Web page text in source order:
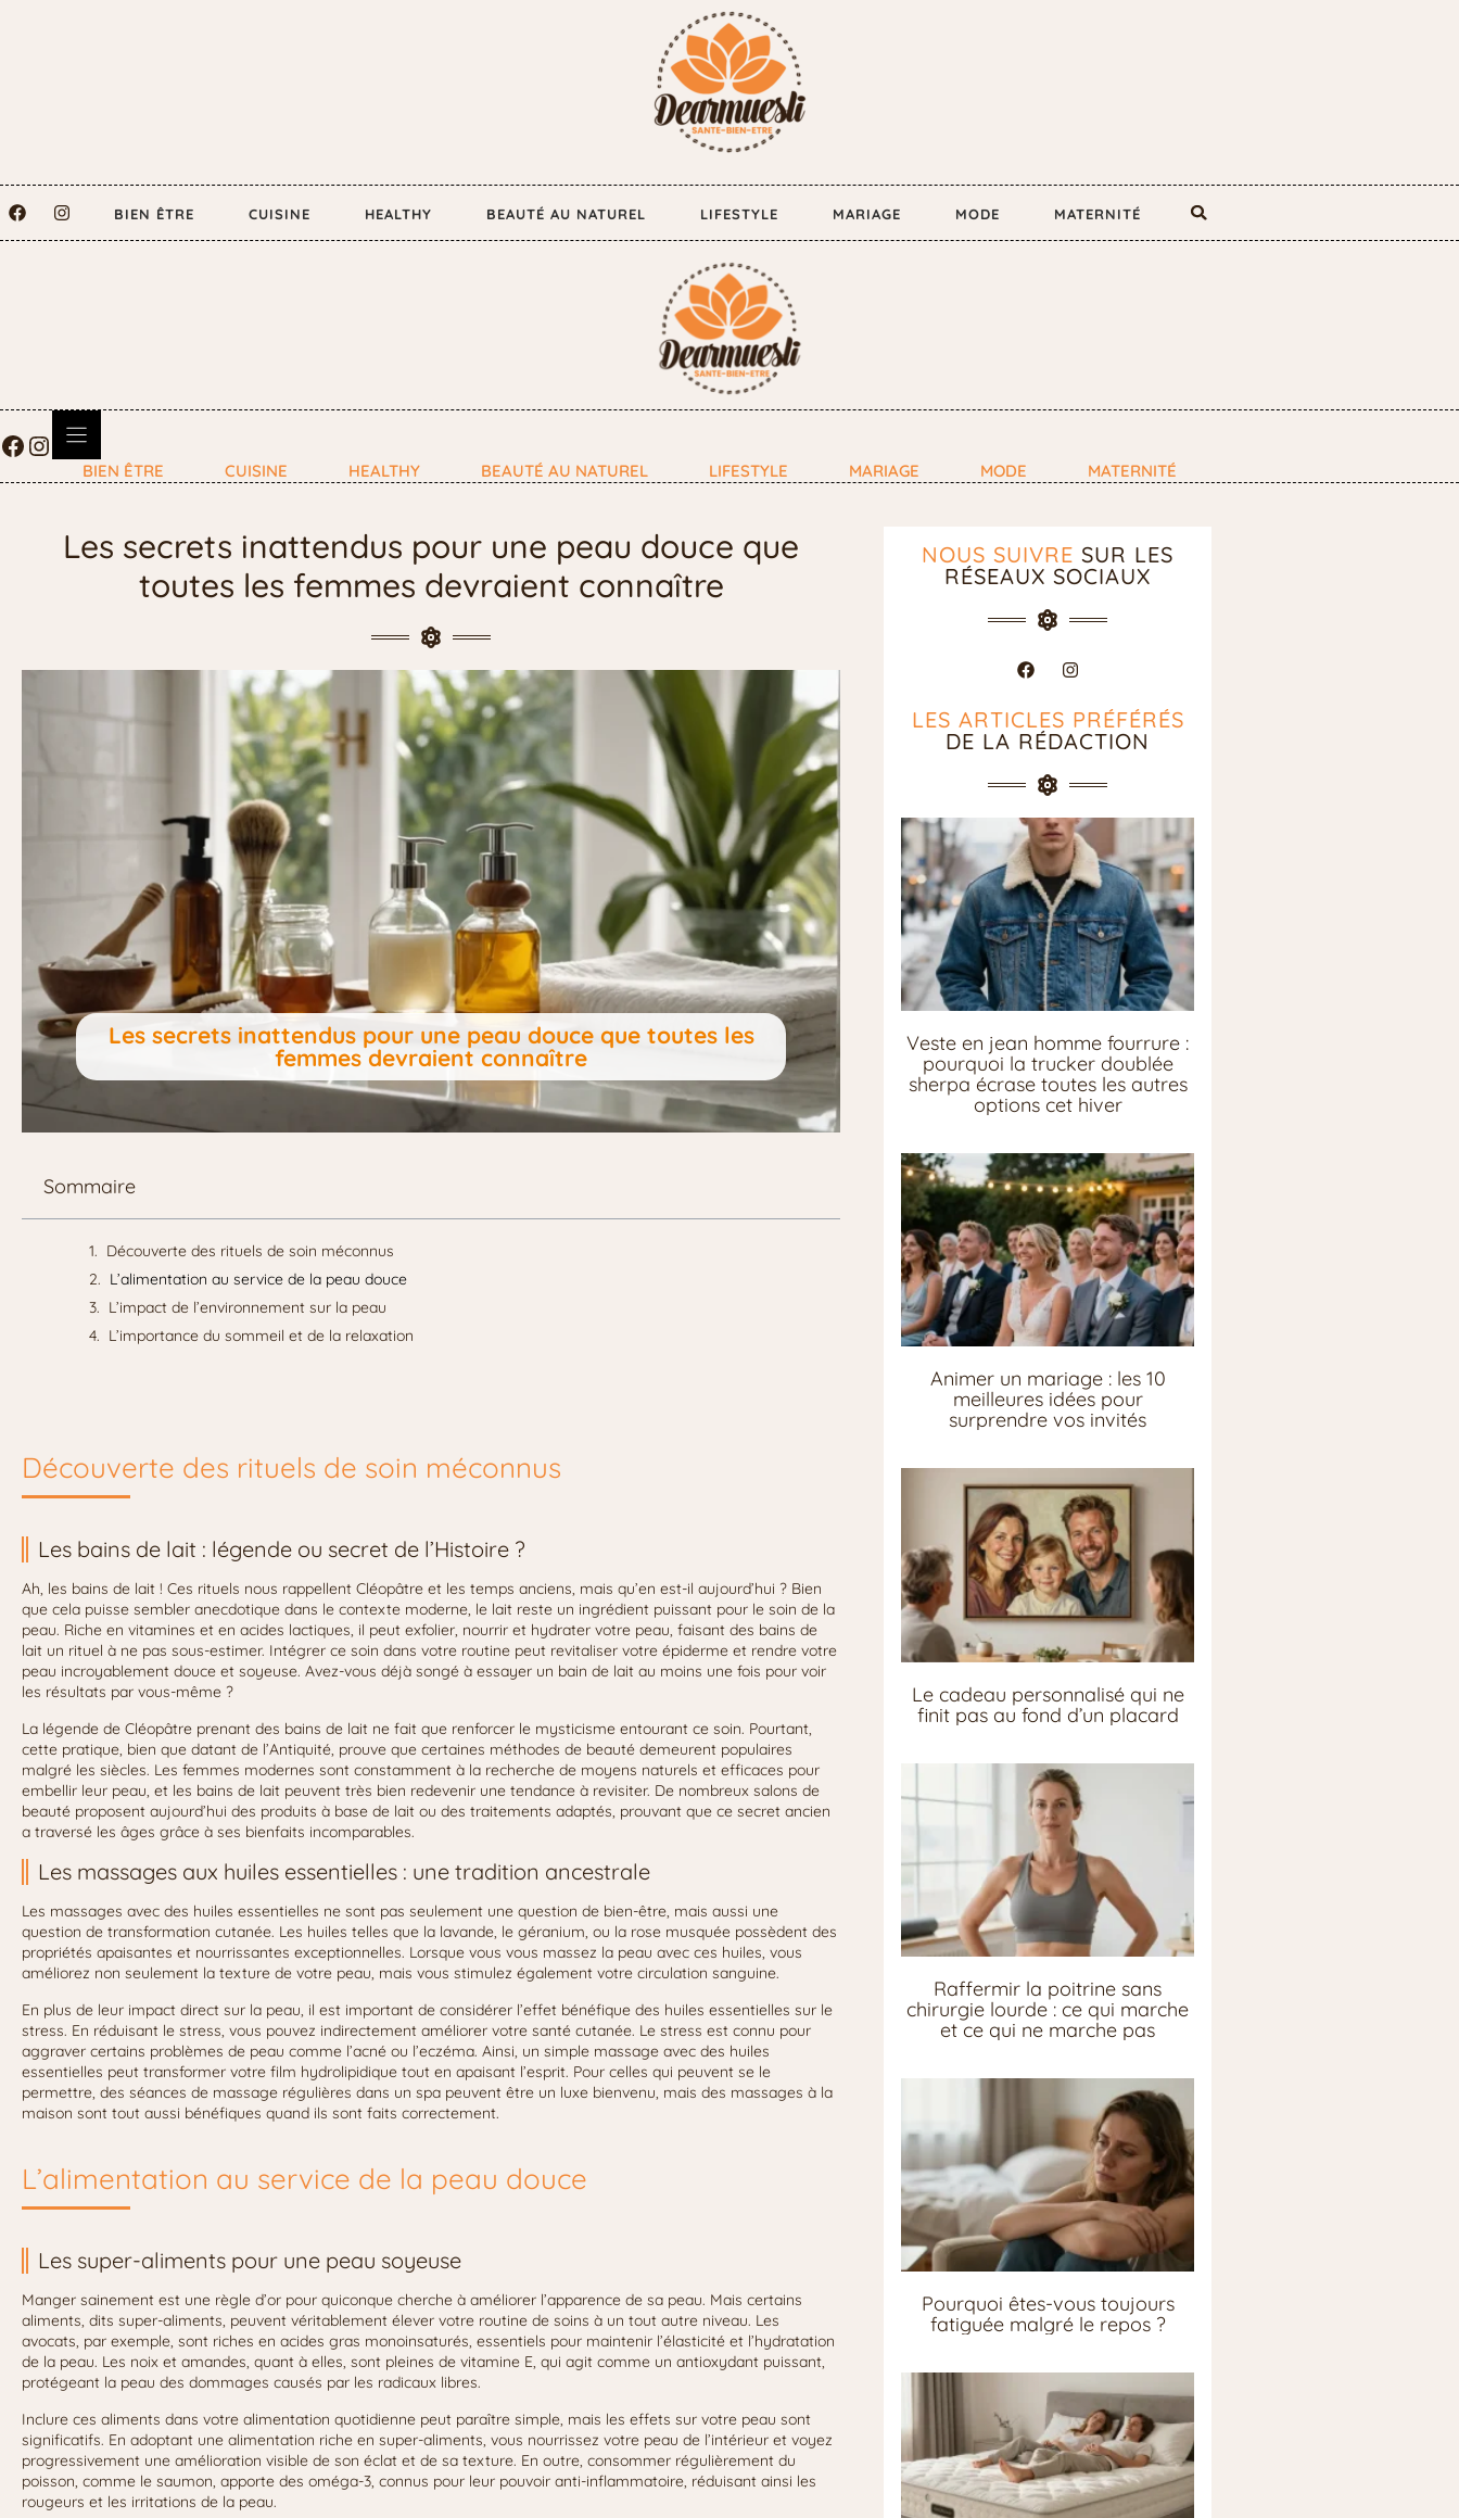
BIEN ÊTRE CUISINE HEALTHY BEAUTÉ AU NATUREL LIFESTYLE MARIAGE MODE MATERNITÉ
BIEN ÊTRE CUISINE HEALTHY BEAUTÉ AU NATUREL LIFESTYLE MARIAGE MODE MATERNITÉ
Les secrets inattendus pour une peau douce que
toutes les femmes devraient connaître
Les secrets inattendus pour une peau douce que toutes les
femmes devraient connaître
Sommaire
Découverte des rituels de soin méconnus
L’alimentation au service de la peau douce
L’impact de l’environnement sur la peau
L’importance du sommeil et de la relaxation
Découverte des rituels de soin méconnus
Les bains de lait : légende ou secret de l’Histoire ?
Ah, les bains de lait ! Ces rituels nous rappellent Cléopâtre et les temps anciens, mais qu’en est-il aujourd’hui ? Bien
que cela puisse sembler anecdotique dans le contexte moderne, le lait reste un ingrédient puissant pour le soin de la
peau. Riche en vitamines et en acides lactiques, il peut exfolier, nourrir et hydrater votre peau, faisant des bains de
lait un rituel à ne pas sous-estimer. Intégrer ce soin dans votre routine peut revitaliser votre épiderme et rendre votre
peau incroyablement douce et soyeuse. Avez-vous déjà songé à essayer un bain de lait au moins une fois pour voir
les résultats par vous-même ?
La légende de Cléopâtre prenant des bains de lait ne fait que renforcer le mysticisme entourant ce soin. Pourtant,
cette pratique, bien que datant de l’Antiquité, prouve que certaines méthodes de beauté demeurent populaires
malgré les siècles. Les femmes modernes sont constamment à la recherche de moyens naturels et efficaces pour
embellir leur peau, et les bains de lait peuvent très bien redevenir une tendance à revisiter. De nombreux salons de
beauté proposent aujourd’hui des produits à base de lait ou des traitements adaptés, prouvant que ce secret ancien
a traversé les âges grâce à ses bienfaits incomparables.
Les massages aux huiles essentielles : une tradition ancestrale
Les massages avec des huiles essentielles ne sont pas seulement une question de bien-être, mais aussi une
question de transformation cutanée. Les huiles telles que la lavande, le géranium, ou la rose musquée possèdent des
propriétés apaisantes et nourrissantes exceptionnelles. Lorsque vous vous massez la peau avec ces huiles, vous
améliorez non seulement la texture de votre peau, mais vous stimulez également votre circulation sanguine.
En plus de leur impact direct sur la peau, il est important de considérer l’effet bénéfique des huiles essentielles sur le
stress. En réduisant le stress, vous pouvez indirectement améliorer votre santé cutanée. Le stress est connu pour
aggraver certains problèmes de peau comme l’acné ou l’eczéma. Ainsi, un simple massage avec des huiles
essentielles peut transformer votre film hydrolipidique tout en apaisant l’esprit. Pour celles qui peuvent se le
permettre, des séances de massage régulières dans un spa peuvent être un luxe bienvenu, mais des massages à la
maison sont tout aussi bénéfiques quand ils sont faits correctement.
L’alimentation au service de la peau douce
Les super-aliments pour une peau soyeuse
Manger sainement est une règle d’or pour quiconque cherche à améliorer l’apparence de sa peau. Mais certains
aliments, dits super-aliments, peuvent véritablement élever votre routine de soins à un tout autre niveau. Les
avocats, par exemple, sont riches en acides gras monoinsaturés, essentiels pour maintenir l’élasticité et l’hydratation
de la peau. Les noix et amandes, quant à elles, sont pleines de vitamine E, qui agit comme un antioxydant puissant,
protégeant la peau des dommages causés par les radicaux libres.
Inclure ces aliments dans votre alimentation quotidienne peut paraître simple, mais les effets sur votre peau sont
significatifs. En adoptant une alimentation riche en super-aliments, vous nourrissez votre peau de l’intérieur et voyez
progressivement une amélioration visible de son éclat et de sa texture. En outre, consommer régulièrement du
poisson, comme le saumon, apporte des oméga-3, connus pour leur pouvoir anti-inflammatoire, réduisant ainsi les
rougeurs et les irritations de la peau.
NOUS SUIVRE SUR LES
RÉSEAUX SOCIAUX
LES ARTICLES PRÉFÉRÉS
DE LA RÉDACTION
Veste en jean homme fourrure :
pourquoi la trucker doublée
sherpa écrase toutes les autres
options cet hiver
Animer un mariage : les 10
meilleures idées pour
surprendre vos invités
Le cadeau personnalisé qui ne
finit pas au fond d’un placard
Raffermir la poitrine sans
chirurgie lourde : ce qui marche
et ce qui ne marche pas
Pourquoi êtes-vous toujours
fatiguée malgré le repos ?